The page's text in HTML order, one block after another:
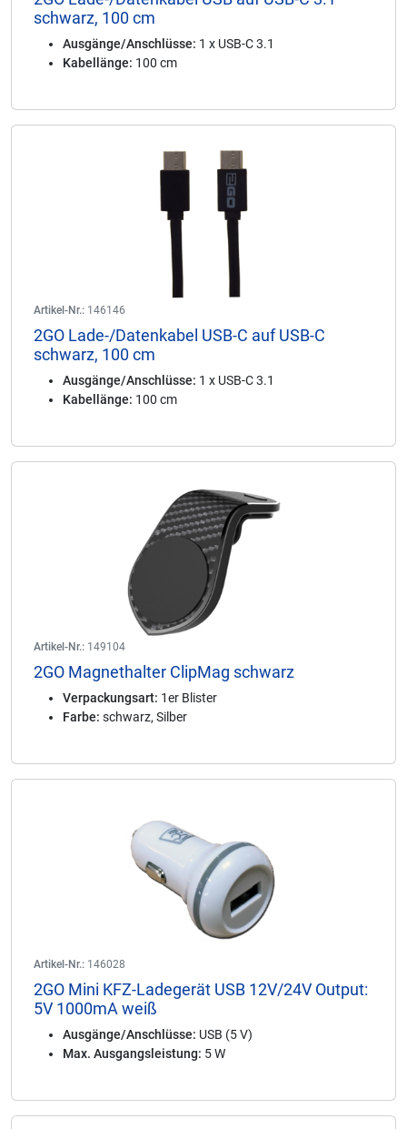
schwarz, 100 cm
Ausgänge/Anschlüsse: 1 x USB-C 3.1
Kabellänge: 100 cm
Artikel-Nr.: 146146
2GO Lade-/Datenkabel USB-C auf USB-C
schwarz, 100 cm
Ausgänge/Anschlüsse: 1 x USB-C 3.1
Kabellänge: 100 cm
Artikel-Nr.: 149104
2GO Magnethalter ClipMag schwarz
Verpackungsart: 1er Blister
Farbe: schwarz, Silber
Artikel-Nr.: 146028
2GO Mini KFZ-Ladegerät USB 12V/24V Output:
5V 1000mA weiß
Ausgänge/Anschlüsse: USB (5 V)
Max. Ausgangsleistung: 5 W